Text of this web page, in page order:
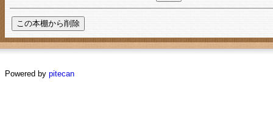
Powered by pitecan